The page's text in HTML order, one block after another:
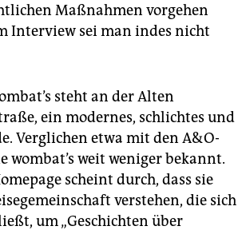
Maßnahmen vorgehen
Interview sei man indes nicht
steht an der Alten
ein modernes, schlichtes und
Verglichen etwa mit den A&O-
wombat’s weit weniger bekannt.
scheint durch, dass sie
verstehen, die sich
um „Geschichten über